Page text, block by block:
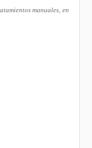
manuales, en